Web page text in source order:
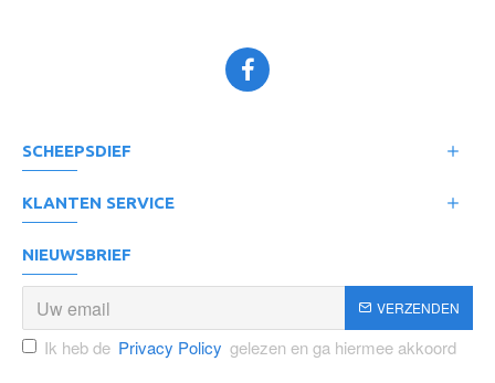
SCHEEPSDIEF
KLANTEN SERVICE
NIEUWSBRIEF
VERZENDEN
Ik heb de Privacy Policy gelezen en ga hiermee akkoord